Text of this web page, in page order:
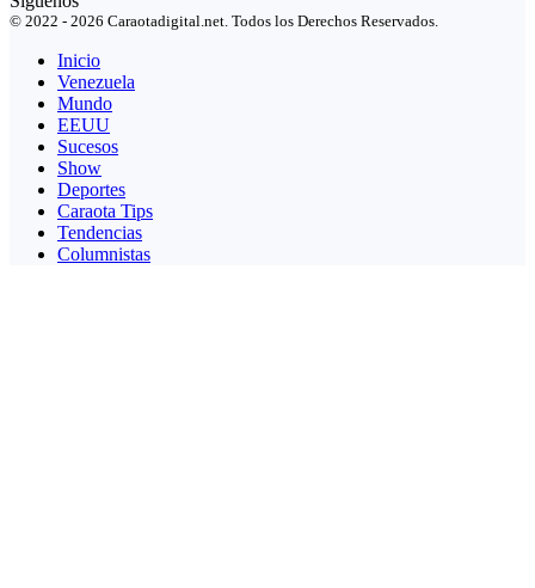
© 2022 - 2026 Caraotadigital.net. Todos los Derechos Reservados.
Inicio
Venezuela
Mundo
EEUU
Sucesos
Show
Deportes
Caraota Tips
Tendencias
Columnistas